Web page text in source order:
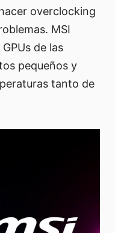
overclocking
MSI
de las
pequeños y
tanto de